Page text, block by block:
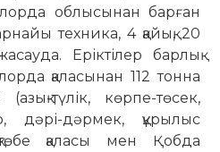
облысынан барған
техника, 4 қайық, 20
Еріктілер барлық
қаласынан 112 тонна
түлік, көрпе-төсек,
дәрі-дәрмек, құрылыс
қаласы мен Қобда